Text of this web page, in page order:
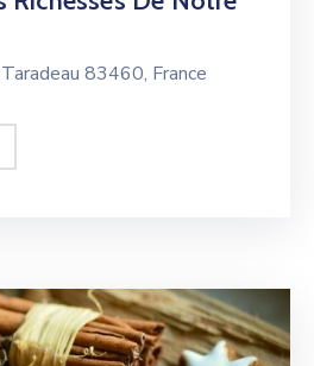
83460, France